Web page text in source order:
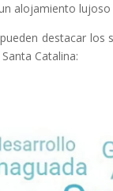
alojamiento
destacar los
Catalina: